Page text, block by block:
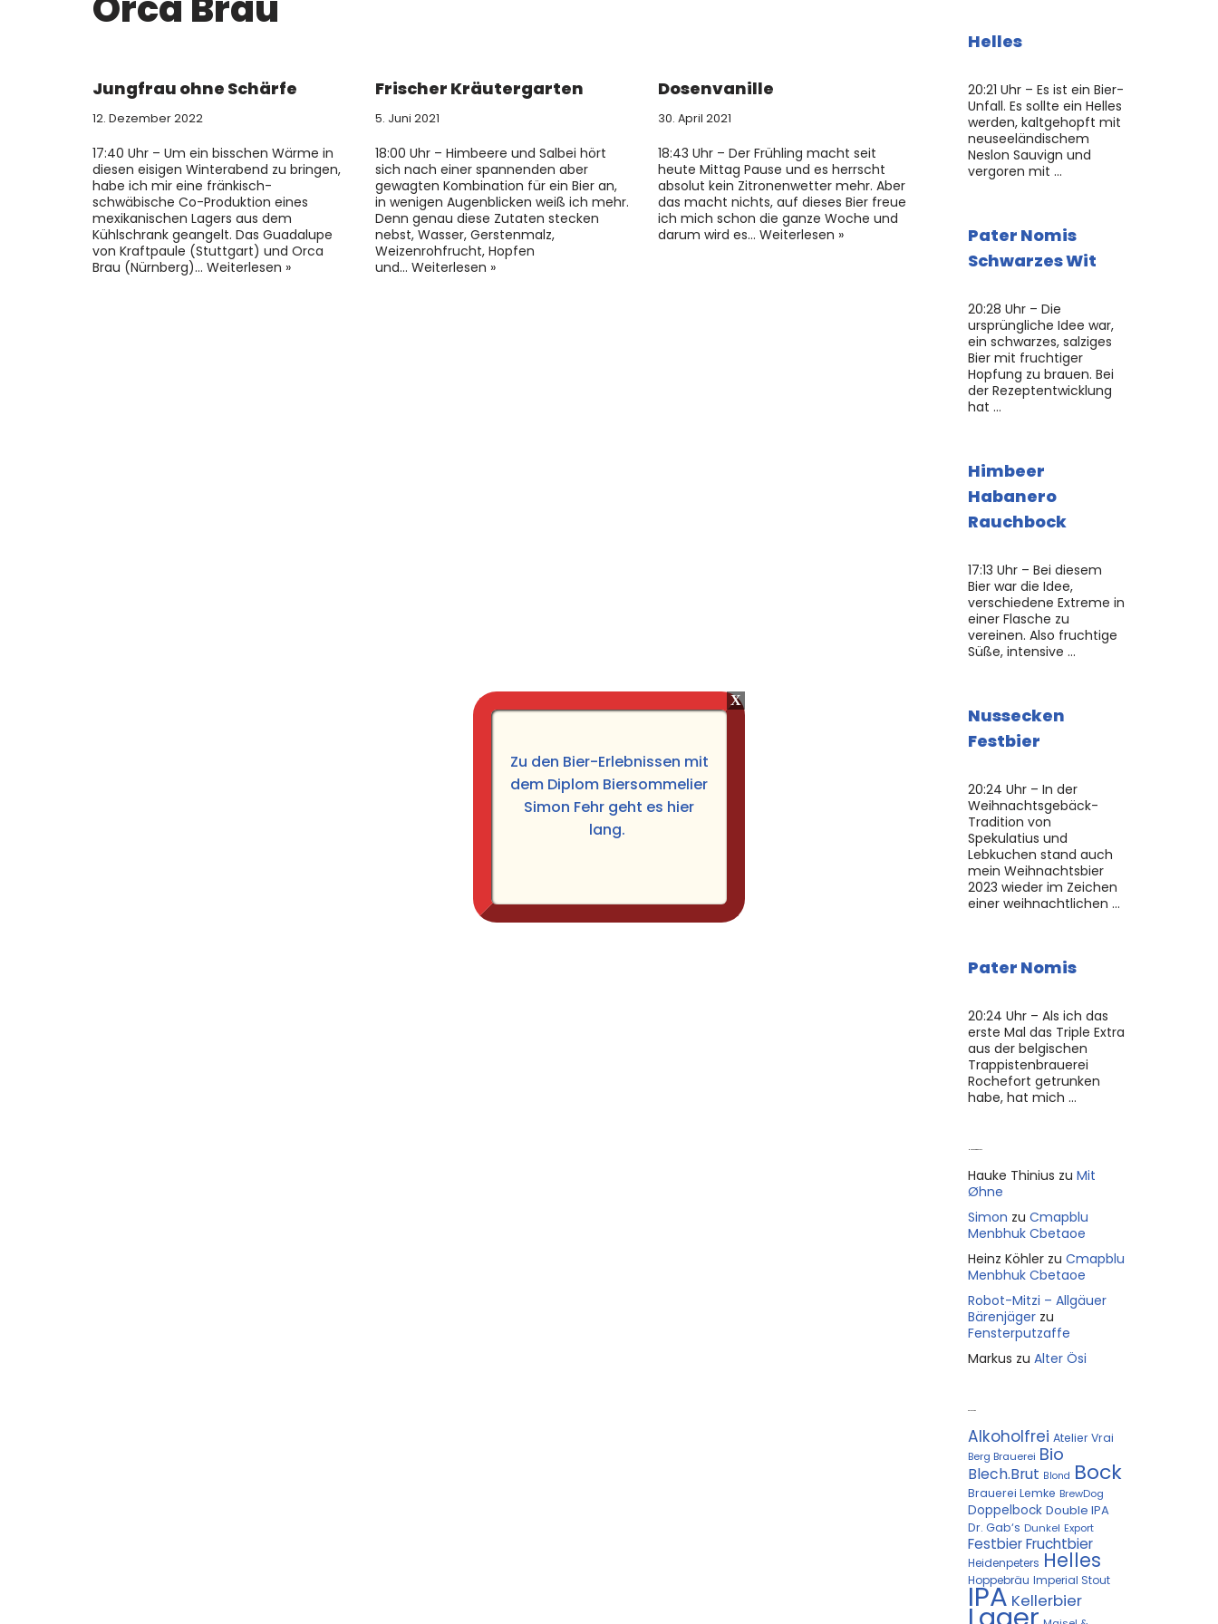
Jungfrau ohne Schärfe
12. Dezember 2022
17:40 Uhr – Um ein bisschen Wärme in
diesen eisigen Winterabend zu bringen,
habe ich mir eine fränkisch-
schwäbische Co-Produktion eines
mexikanischen Lagers aus dem
Kühlschrank geangelt. Das Guadalupe
von Kraftpaule (Stuttgart) und Orca
Brau (Nürnberg)… Weiterlesen »
Frischer Kräutergarten
5. Juni 2021
18:00 Uhr – Himbeere und Salbei hört
sich nach einer spannenden aber
gewagten Kombination für ein Bier an,
in wenigen Augenblicken weiß ich mehr.
Denn genau diese Zutaten stecken
nebst, Wasser, Gerstenmalz,
Weizenrohfrucht, Hopfen
und… Weiterlesen »
Dosenvanille
30. April 2021
18:43 Uhr – Der Frühling macht seit
heute Mittag Pause und es herrscht
absolut kein Zitronenwetter mehr. Aber
das macht nichts, auf dieses Bier freue
ich mich schon die ganze Woche und
darum wird es… Weiterlesen »
Helles
20:21 Uhr – Es ist ein Bier-
Unfall. Es sollte ein Helles
werden, kaltgehopft mit
neuseeländischem
Neslon Sauvign und
vergoren mit …
Pater Nomis
Schwarzes Wit
20:28 Uhr – Die
ursprüngliche Idee war,
ein schwarzes, salziges
Bier mit fruchtiger
Hopfung zu brauen. Bei
der Rezeptentwicklung
hat …
Himbeer
Habanero
Rauchbock
17:13 Uhr – Bei diesem
Bier war die Idee,
verschiedene Extreme in
einer Flasche zu
vereinen. Also fruchtige
Süße, intensive …
Nussecken
Festbier
20:24 Uhr – In der
Weihnachtsgebäck-
Tradition von
Spekulatius und
Lebkuchen stand auch
mein Weihnachtsbier
2023 wieder im Zeichen
einer weihnachtlichen …
Pater Nomis
20:24 Uhr – Als ich das
erste Mal das Triple Extra
aus der belgischen
Trappistenbrauerei
Rochefort getrunken
habe, hat mich …
Hauke Thinius zu Mit
Øhne
Simon zu Cmapblu
Menbhuk Cbetaoe
Heinz Köhler zu Cmapblu
Menbhuk Cbetaoe
Robot-Mitzi – Allgäuer
Bärenjäger zu
Fensterputzaffe
Markus zu Alter Ösi
Alkoholfrei Atelier Vrai
Berg Brauerei Bio
Blech.Brut Blond Bock
Brauerei Lemke BrewDog
Doppelbock Double IPA
Dr. Gab‘s Dunkel Export
FestbierFruchtbier
Heidenpeters Helles
Hoppebräu Imperial Stout
IPA Kellerbier
Zu den Bier-Erlebnissen mit
dem Diplom Biersommelier
Simon Fehr geht es hier
lang.